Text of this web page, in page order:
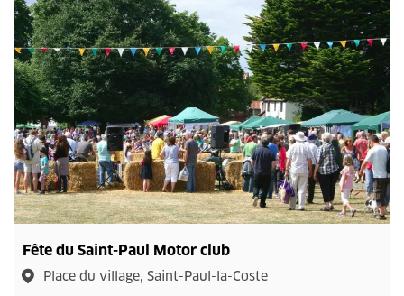
Fête du Saint-Paul Motor club
Place du village, Saint-Paul-la-Coste